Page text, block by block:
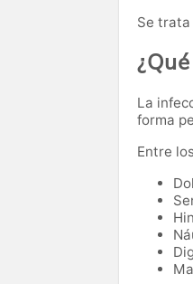
Se
La
forma
Entre